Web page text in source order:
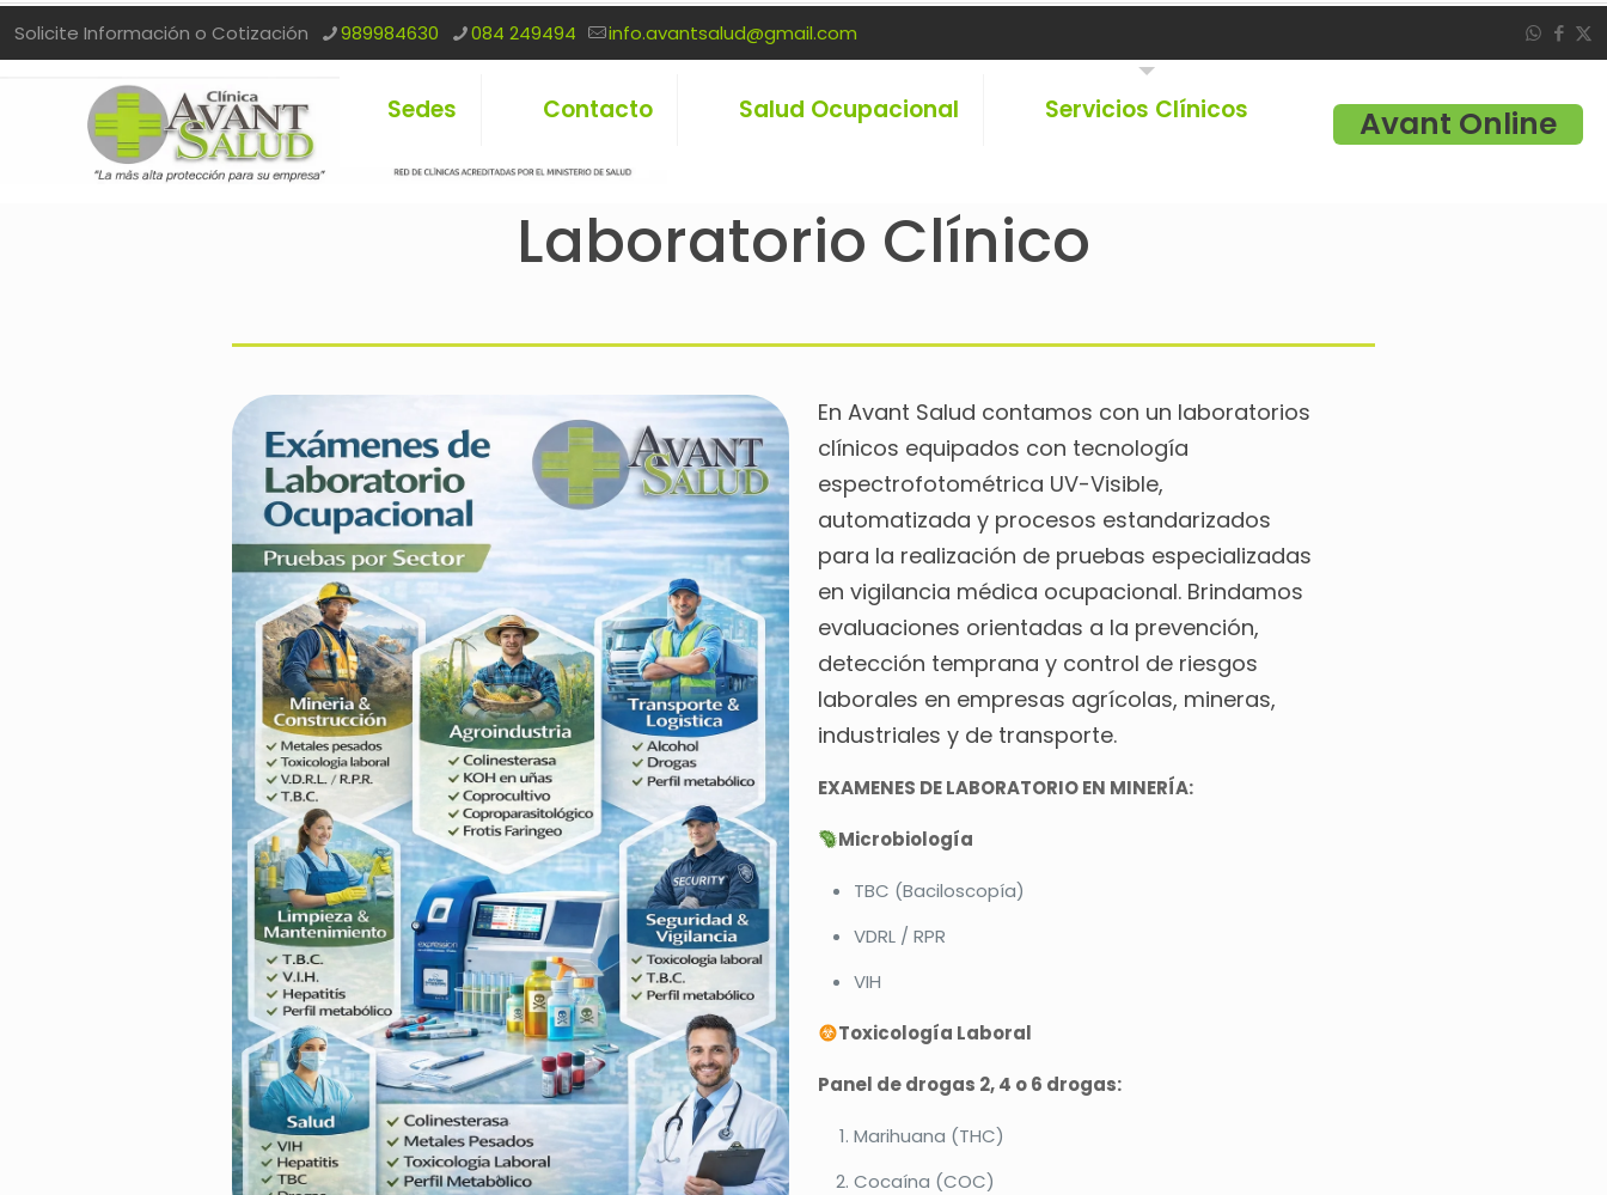
Solicite Información o Cotización 989984630 084 249494 info.avantsalud@gmail.com
Sedes Contacto Salud Ocupacional Servicios Clínicos Avant Online
Laboratorio Clínico
En Avant Salud contamos con un laboratorios
clínicos equipados con tecnología
espectrofotométrica UV-Visible,
automatizada y procesos estandarizados
para la realización de pruebas especializadas
en vigilancia médica ocupacional. Brindamos
evaluaciones orientadas a la prevención,
detección temprana y control de riesgos
laborales en empresas agrícolas, mineras,
industriales y de transporte.
EXAMENES DE LABORATORIO EN MINERÍA:
Microbiología
TBC (Baciloscopía)
VDRL / RPR
VIH
Toxicología Laboral
Panel de drogas 2, 4 o 6 drogas:
Marihuana (THC)
Cocaína (COC)